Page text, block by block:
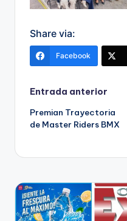
Share via:
Facebook
Navegación
de
Entrada anterior
Premian Trayectoria
de Master Riders BMX